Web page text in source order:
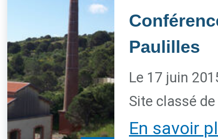
Paulilles
Le 17 juin
Site classé
En savoir